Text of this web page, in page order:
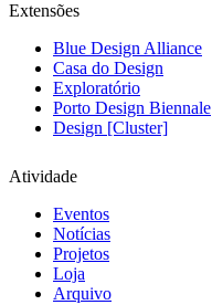
Extensões
Blue Design Alliance
Casa do Design
Exploratório
Porto Design Biennale
Design [Cluster]
Atividade
Eventos
Notícias
Projetos
Loja
Arquivo